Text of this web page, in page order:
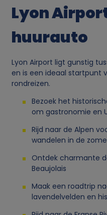
Lyon
huurauto
Lyon Airport ligt gunstig
en is een ideaal startpunt
rondreizen.
Bezoek het
om gastronomie en
Rijd naar de Alpen
wandelen in de
Ontdek charmante
Beaujolais
Maak een roadtrip
lavendelvelden en